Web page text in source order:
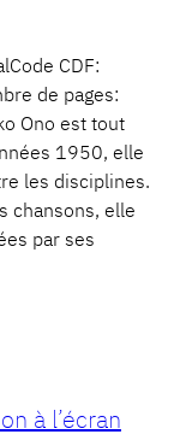
CDF:
de pages:
Ono est tout
1950, elle
les disciplines.
chansons, elle
par ses
à l’écran